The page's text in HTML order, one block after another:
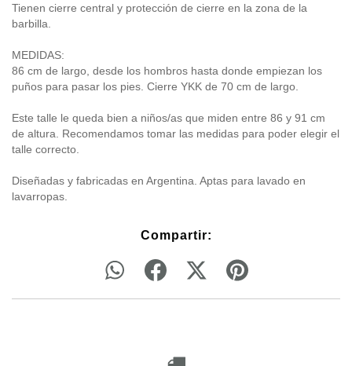
Tienen cierre central y protección de cierre en la zona de la
barbilla.
MEDIDAS:
86 cm de largo, desde los hombros hasta donde empiezan los
puños para pasar los pies. Cierre YKK de 70 cm de largo.
Este talle le queda bien a niños/as que miden entre 86 y 91 cm
de altura. Recomendamos tomar las medidas para poder elegir el
talle correcto.
Diseñadas y fabricadas en Argentina. Aptas para lavado en
lavarropas.
Compartir: